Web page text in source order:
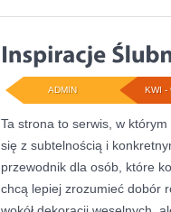
KWI -
ADMIN
Ta strona to serwis, w
się z subtelnością i
przewodnik dla osób, które
chcą lepiej zrozumieć dobór